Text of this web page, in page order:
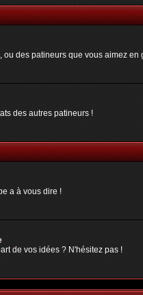
ou des patineurs que vous aimez
des autres patineurs !
a à vous dire !
de vos idées ? N'hésitez pas !